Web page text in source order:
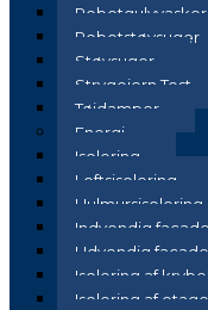
Robotgulvvasker
Robotstøvsuger
Støvsuger
Strygejern Test
Tøjdamper
Energi
Isolering
Loftsisolering
Hulmursisolering
Indvendig
Udvendig
Isolering af
Isolering af